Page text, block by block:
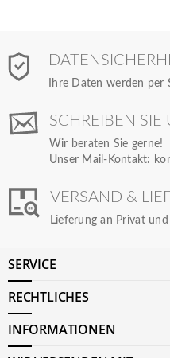
Ihre Daten werden per
SCHREIBEN SIE
Wir beraten Sie gerne!
Unser Mail-Kontakt:
VERSAND &
Lieferung an Privat
SERVICE
RECHTLICHES
INFORMATIONEN